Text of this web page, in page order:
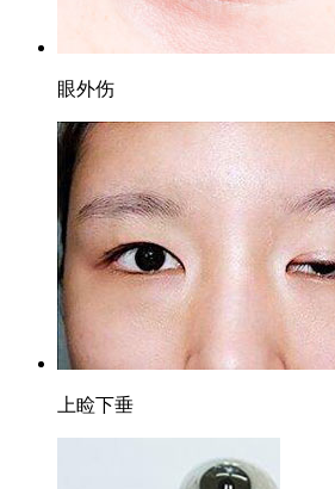
眼外伤
上睑下垂